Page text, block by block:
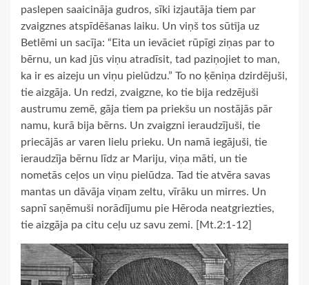
paslepen saaicināja gudros, sīki izjautāja tiem par
zvaigznes atspīdēšanas laiku. Un viņš tos sūtīja uz
Betlēmi un sacīja: “Eita un ievāciet rūpīgi ziņas par to
bērnu, un kad jūs viņu atradīsit, tad paziņojiet to man,
ka ir es aizeju un viņu pielūdzu.” To no ķēniņa dzirdējuši,
tie aizgāja. Un redzi, zvaigzne, ko tie bija redzējuši
austrumu zemē, gāja tiem pa priekšu un nostājās pār
namu, kurā bija bērns. Un zvaigzni ieraudzījuši, tie
priecājās ar varen lielu prieku. Un namā iegājuši, tie
ieraudzīja bērnu līdz ar Mariju, viņa māti, un tie
nometās ceļos un viņu pielūdza. Tad tie atvēra savas
mantas un dāvāja viņam zeltu, vīrāku un mirres. Un
sapnī saņēmuši norādījumu pie Hēroda neatgriezties,
tie aizgāja pa citu ceļu uz savu zemi. [Mt.2:1-12]